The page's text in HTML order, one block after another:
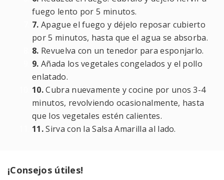
fuego lento por 5 minutos.
7. Apague el fuego y déjelo reposar cubierto
por 5 minutos, hasta que el agua se absorba.
8. Revuelva con un tenedor para esponjarlo.
9. Añada los vegetales congelados y el pollo
enlatado.
10.Cubra nuevamente y cocine por unos 3-4
minutos, revolviendo ocasionalmente, hasta
que los vegetales estén calientes.
11.Sirva con la Salsa Amarilla al lado.
¡Consejos útiles!